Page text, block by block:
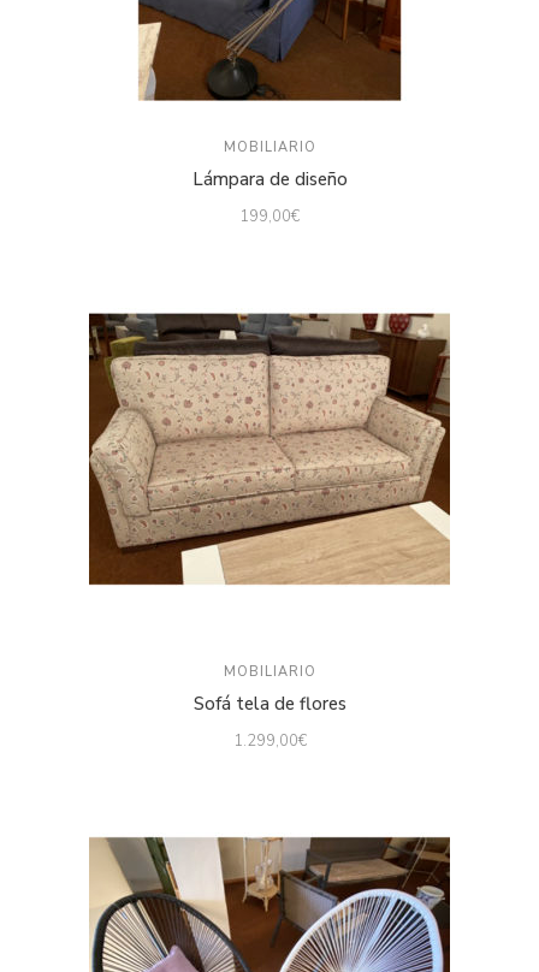
MOBILIARIO
Lámpara de diseño
199,00€
MOBILIARIO
Sofá tela de flores
1.299,00€